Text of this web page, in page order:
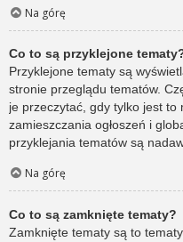
Na górę
Co to są przyklejone
Przyklejone tematy są
stronie przeglądu tematów.
je przeczytać, gdy tylko jest to
zamieszczania ogłoszeń i
przyklejania tematów są
Na górę
Co to są zamknięte tematy?
Zamknięte tematy są to